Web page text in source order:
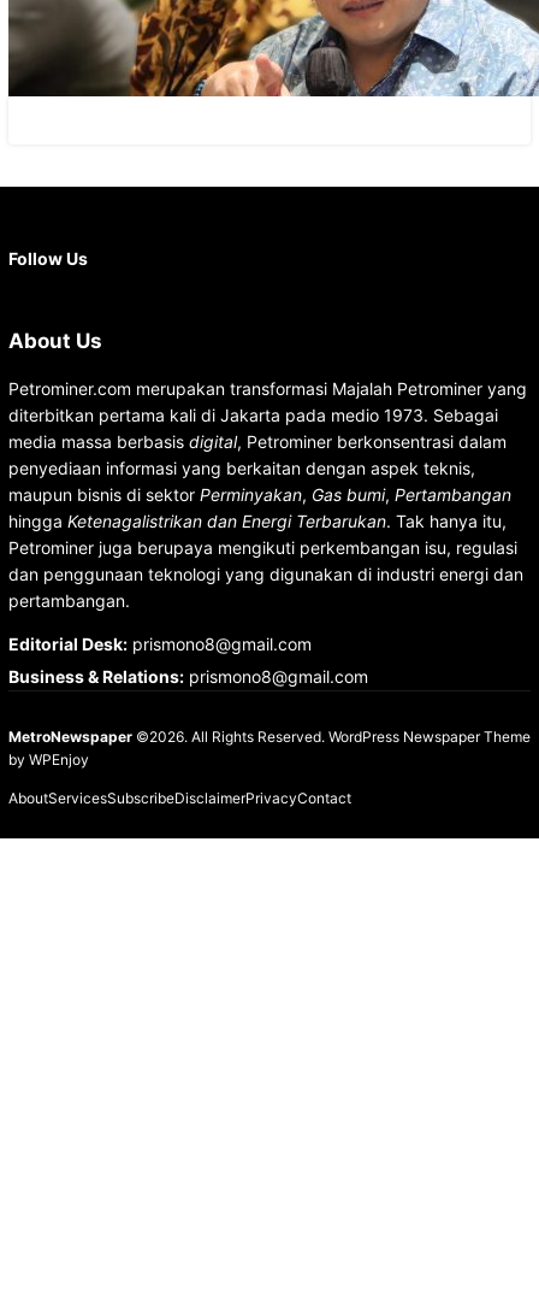
IESR: Kepemimpinan Terpadu jadi Kunci
Percepatan PLTS 100 GW
Follow Us
About Us
Petrominer.com merupakan transformasi Majalah Petrominer yang
diterbitkan pertama kali di Jakarta pada medio 1973. Sebagai
media massa berbasis digital, Petrominer berkonsentrasi dalam
penyediaan informasi yang berkaitan dengan aspek teknis,
maupun bisnis di sektor Perminyakan, Gas bumi, Pertambangan
hingga Ketenagalistrikan dan Energi Terbarukan. Tak hanya itu,
Petrominer juga berupaya mengikuti perkembangan isu, regulasi
dan penggunaan teknologi yang digunakan di industri energi dan
pertambangan.
Editorial Desk:prismono8@gmail.com
Business & Relations:prismono8@gmail.com
MetroNewspaper©2026. All Rights Reserved. WordPress Newspaper Theme
by WPEnjoy
AboutServicesSubscribeDisclaimerPrivacyContact